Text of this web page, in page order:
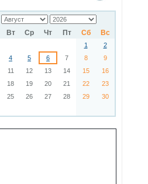
Вт Ср Чт Пт Сб Вс
1
2
4 5 6 7 8
9
11 12 13 14 15
16
18 19 20 21 22
23
25 26 27 28 29
30